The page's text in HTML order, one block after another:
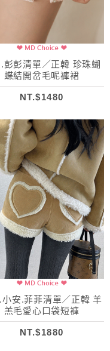
彭彭清單／正韓 珍珠蝴
蝶結開岔毛呢褲裙
NT.$1480
小安.菲菲清單／正韓 羊
羔毛愛心口袋短褲
NT.$1880